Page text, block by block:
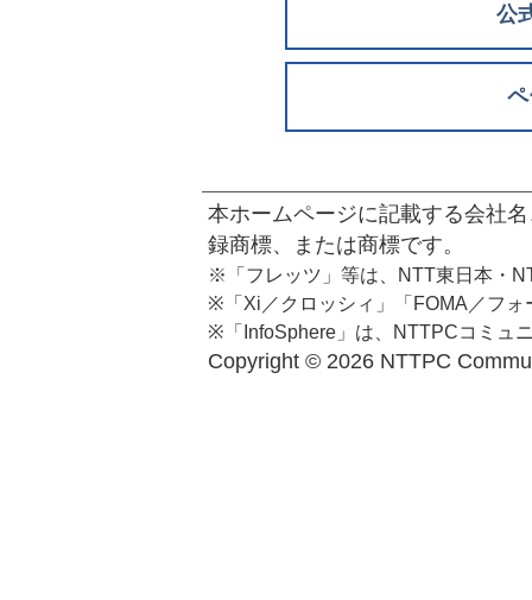
公
本ホームページに記載する会社
録商標、または商標です。
※「フレッツ」等は、NTT東日本・
※「Xi／クロッシィ」「FOMA／フ
※「InfoSphere」は、NTTPCコミュ
Copyright © 2026 NTTPC